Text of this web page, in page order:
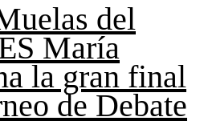
del
María
la gran final
de Debate